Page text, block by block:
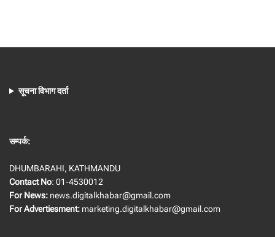
सूचना विभाग दर्ता
सम्पर्क:
DHUMBARAHI, KATHMANDU
Contact No: 01-4530012
For News: news.digitalkhabar@gmail.com
For Advertiesment: marketing.digitalkhabar@gmail.com